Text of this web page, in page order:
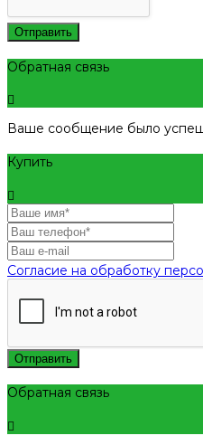
Отправить
Обратная связь
Ваше сообщение было
Купить
Согласие на обработку
Отправить
Обратная связь